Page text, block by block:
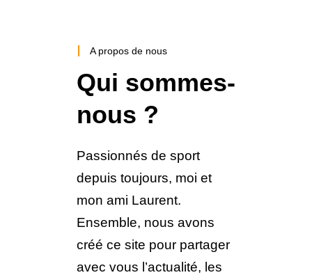
A propos de nous
Qui sommes-
nous ?
Passionnés de sport
depuis toujours, moi et
mon ami Laurent.
Ensemble, nous avons
créé ce site pour partager
avec vous l’actualité, les